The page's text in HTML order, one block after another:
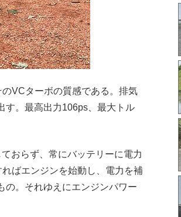
VCターボの質感である。排気
す。最高出力106ps、最大トル
おらず、常にバッテリーに電力
ばエンジンを始動し、電力を補
の。それゆえにエンジンパワー